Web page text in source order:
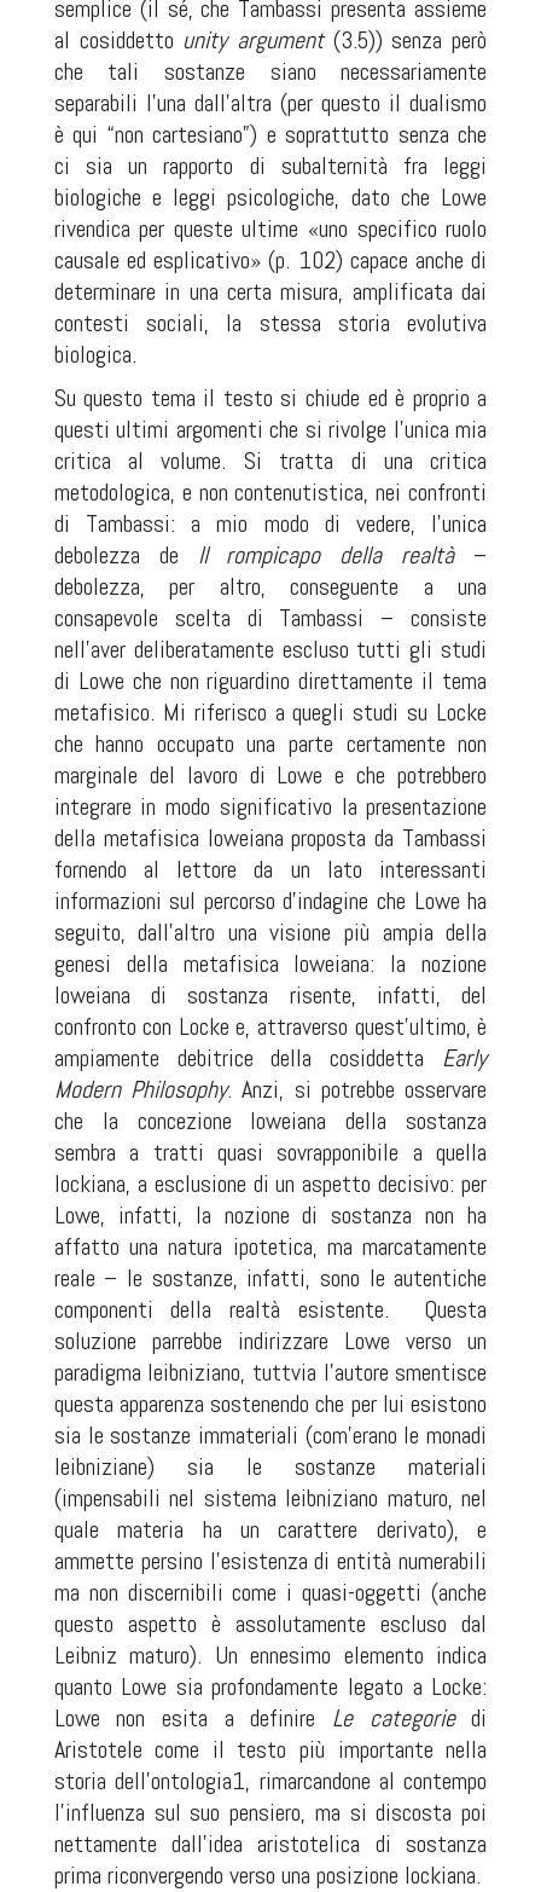
semplice (il sé, che Tambassi presenta assieme
al cosiddetto unity argument (3.5)) senza però
che tali sostanze siano necessariamente
separabili l’una dall’altra (per questo il dualismo
è qui “non cartesiano”) e soprattutto senza che
ci sia un rapporto di subalternità fra leggi
biologiche e leggi psicologiche, dato che Lowe
rivendica per queste ultime «uno specifico ruolo
causale ed esplicativo» (p. 102) capace anche di
determinare in una certa misura, amplificata dai
contesti sociali, la stessa storia evolutiva
biologica.
Su questo tema il testo si chiude ed è proprio a
questi ultimi argomenti che si rivolge l’unica mia
critica al volume. Si tratta di una critica
metodologica, e non contenutistica, nei confronti
di Tambassi: a mio modo di vedere, l’unica
debolezza de Il rompicapo della realtà–
debolezza, per altro, conseguente a una
consapevole scelta di Tambassi – consiste
nell’aver deliberatamente escluso tutti gli studi
di Lowe che non riguardino direttamente il tema
metafisico. Mi riferisco a quegli studi su Locke
che hanno occupato una parte certamente non
marginale del lavoro di Lowe e che potrebbero
integrare in modo significativo la presentazione
della metafisica loweiana proposta da Tambassi
fornendo al lettore da un lato interessanti
informazioni sul percorso d’indagine che Lowe ha
seguito, dall’altro una visione più ampia della
genesi della metafisica loweiana: la nozione
loweiana di sostanza risente, infatti, del
confronto con Locke e, attraverso quest’ultimo, è
ampiamente debitrice della cosiddetta Early
Modern Philosophy. Anzi, si potrebbe osservare
che la concezione loweiana della sostanza
sembra a tratti quasi sovrapponibile a quella
lockiana, a esclusione di un aspetto decisivo: per
Lowe, infatti, la nozione di sostanza non ha
affatto una natura ipotetica, ma marcatamente
reale – le sostanze, infatti, sono le autentiche
componenti della realtà esistente. Questa
soluzione parrebbe indirizzare Lowe verso un
paradigma leibniziano, tuttvia l’autore smentisce
questa apparenza sostenendo che per lui esistono
sia le sostanze immateriali (com’erano le monadi
leibniziane) sia le sostanze materiali
(impensabili nel sistema leibniziano maturo, nel
quale materia ha un carattere derivato), e
ammette persino l’esistenza di entità numerabili
ma non discernibili come i quasi-oggetti (anche
questo aspetto è assolutamente escluso dal
Leibniz maturo). Un ennesimo elemento indica
quanto Lowe sia profondamente legato a Locke:
Lowe non esita a definire Le categoriedi
Aristotele come il testo più importante nella
storia dell’ontologia1, rimarcandone al contempo
l’influenza sul suo pensiero, ma si discosta poi
nettamente dall’idea aristotelica di sostanza
prima riconvergendo verso una posizione lockiana.